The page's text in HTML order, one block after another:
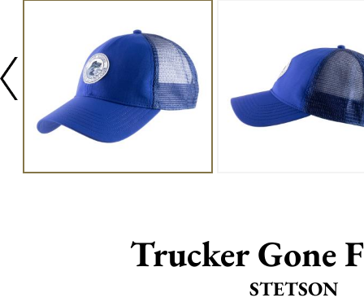
Trucker Gone
STETSON